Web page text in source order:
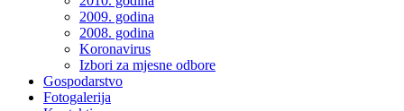
2009. godina
2008. godina
Koronavirus
Izbori za mjesne odbore
Gospodarstvo
Fotogalerija